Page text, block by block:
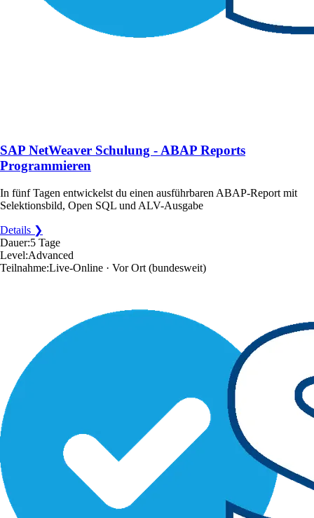
SAP NetWeaver Schulung - ABAP Reports
Programmieren
In fünf Tagen entwickelst du einen ausführbaren ABAP-Report mit
Selektionsbild, Open SQL und ALV-Ausgabe
Details ❯
Dauer:5 Tage
Level:Advanced
Teilnahme:Live-Online · Vor Ort (bundesweit)